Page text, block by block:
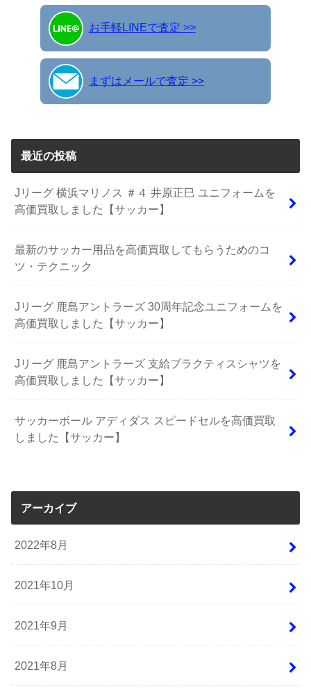
お手軽LINEで査定 >>
まずはメールで査定 >>
最近の投稿
Jリーグ 横浜マリノス ＃４ 井原正巳 ユニフォームを
高価買取しました【サッカー】
最新のサッカー用品を高価買取してもらうためのコ
ツ・テクニック
Jリーグ 鹿島アントラーズ 30周年記念ユニフォームを
高価買取しました【サッカー】
Jリーグ 鹿島アントラーズ 支給プラクティスシャツを
高価買取しました【サッカー】
サッカーボール アディダス スピードセルを高価買取
しました【サッカー】
アーカイブ
2022年8月
2021年10月
2021年9月
2021年8月